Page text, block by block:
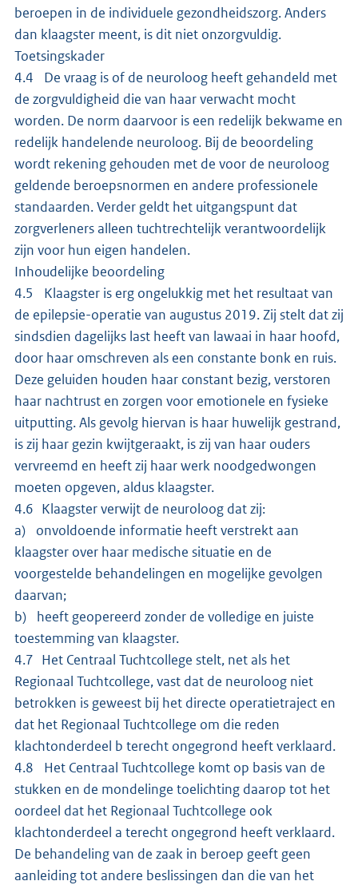
beroepen in de individuele gezondheidszorg. Anders
dan klaagster meent, is dit niet onzorgvuldig.
Toetsingskader
4.4 De vraag is of de neuroloog heeft gehandeld met
de zorgvuldigheid die van haar verwacht mocht
worden. De norm daarvoor is een redelijk bekwame en
redelijk handelende neuroloog. Bij de beoordeling
wordt rekening gehouden met de voor de neuroloog
geldende beroepsnormen en andere professionele
standaarden. Verder geldt het uitgangspunt dat
zorgverleners alleen tuchtrechtelijk verantwoordelijk
zijn voor hun eigen handelen.
Inhoudelijke beoordeling
4.5 Klaagster is erg ongelukkig met het resultaat van
de epilepsie-operatie van augustus 2019. Zij stelt dat zij
sindsdien dagelijks last heeft van lawaai in haar hoofd,
door haar omschreven als een constante bonk en ruis.
Deze geluiden houden haar constant bezig, verstoren
haar nachtrust en zorgen voor emotionele en fysieke
uitputting. Als gevolg hiervan is haar huwelijk gestrand,
is zij haar gezin kwijtgeraakt, is zij van haar ouders
vervreemd en heeft zij haar werk noodgedwongen
moeten opgeven, aldus klaagster.
4.6 Klaagster verwijt de neuroloog dat zij:
a) onvoldoende informatie heeft verstrekt aan
klaagster over haar medische situatie en de
voorgestelde behandelingen en mogelijke gevolgen
daarvan;
b) heeft geopereerd zonder de volledige en juiste
toestemming van klaagster.
4.7 Het Centraal Tuchtcollege stelt, net als het
Regionaal Tuchtcollege, vast dat de neuroloog niet
betrokken is geweest bij het directe operatietraject en
dat het Regionaal Tuchtcollege om die reden
klachtonderdeel b terecht ongegrond heeft verklaard.
4.8 Het Centraal Tuchtcollege komt op basis van de
stukken en de mondelinge toelichting daarop tot het
oordeel dat het Regionaal Tuchtcollege ook
klachtonderdeel a terecht ongegrond heeft verklaard.
De behandeling van de zaak in beroep geeft geen
aanleiding tot andere beslissingen dan die van het